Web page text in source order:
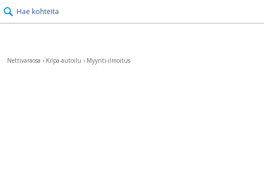
Hae kohteita
Nettivaraosa › Kilpa-autoilu › Myynti-ilmoitus